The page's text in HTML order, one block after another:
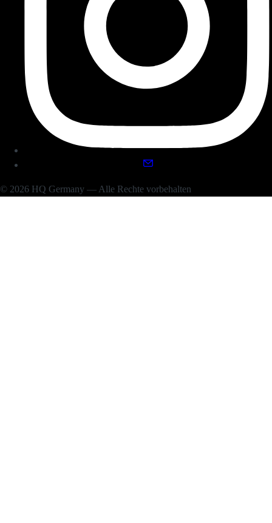
© 2026 HQ Germany — Alle Rechte vorbehalten